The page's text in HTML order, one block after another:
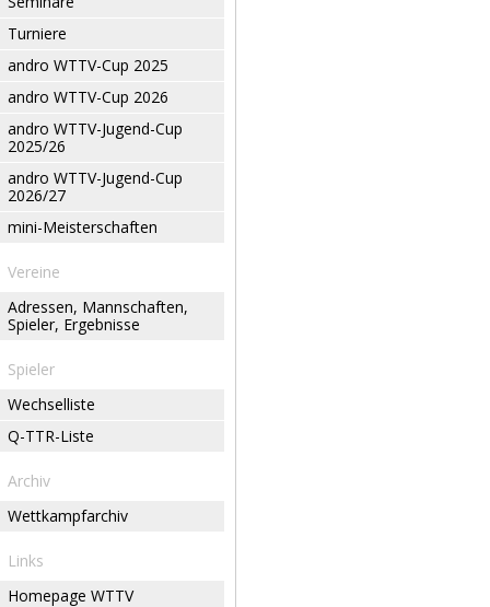
Turniere
andro WTTV-Cup 2025
andro WTTV-Cup 2026
andro WTTV-Jugend-Cup
2025/26
andro WTTV-Jugend-Cup
2026/27
mini-Meisterschaften
Vereine
Adressen, Mannschaften,
Spieler, Ergebnisse
Spieler
Wechselliste
Q-TTR-Liste
Archiv
Wettkampfarchiv
Links
Homepage WTTV